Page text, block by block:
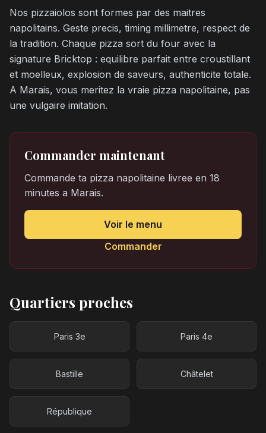
Nos pizzaiolos sont formes par des maitres
napolitains. Geste precis, timing millimetre, respect de
la tradition. Chaque pizza sort du four avec la
signature Bricktop : equilibre parfait entre croustillant
et moelleux, explosion de saveurs, authenticite totale.
A Marais, vous meritez la vraie pizza napolitaine, pas
une vulgaire imitation.
Commander maintenant
Commande ta pizza napolitaine livree en 18
minutes a Marais.
Voir le menu
Commander
Quartiers proches
Paris 3e Paris 4e
Bastille Châtelet
République